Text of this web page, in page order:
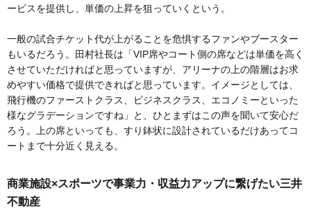
ービスを提供し、単価の上昇を狙っていくという。
一般の試合チケット代が上がることを危惧するファンやブースター
もいるだろう。田村社長は「VIP席やコート側の席などは単価を高く
させていただければと思っていますが、アリーナの上の階層はお求
めやすい価格で提供できればと思っています。イメージとしては、
飛行機のファーストクラス、ビジネスクラス、エコノミーといった
様なグラデーションですね」と、ひとまずはこの声を聞いて安心だ
ろう。上の席といっても、すり鉢状に設計されているだけあってコ
ートまで十分近く見える。
商業施設×スポーツで事業力・収益力アップに繋げたい三井
不動産